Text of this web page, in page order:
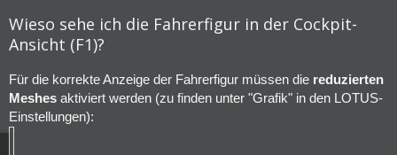
Wieso sehe ich die Fahrerfigur in der Cockpit-
Ansicht (F1)?
Für die korrekte Anzeige der Fahrerfigur müssen die reduzierten
Meshes aktiviert werden (zu finden unter "Grafik" in den LOTUS-
Einstellungen):